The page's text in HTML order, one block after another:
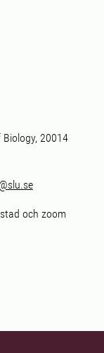
20014
och zoom